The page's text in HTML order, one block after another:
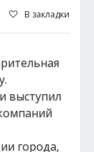
В закладки
выступил
города,